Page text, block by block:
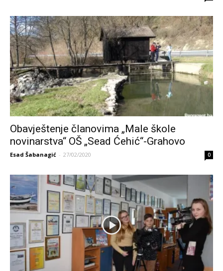
Obavještenje članovima „Male škole
novinarstva“ OŠ „Sead Ćehić“-Grahovo
Esad Šabanagić - 27/02/2020 0